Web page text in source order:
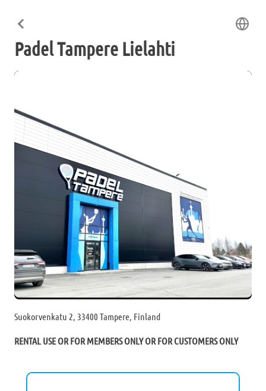
Padel Tampere Lielahti
Suokorvenkatu 2, 33400 Tampere, Finland
RENTAL USE OR FOR MEMBERS ONLY OR FOR CUSTOMERS ONLY